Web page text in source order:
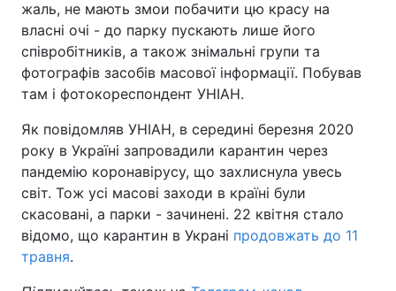
жаль, не мають змои побачити цю красу на
власні очі - до парку пускають лише його
співробітників, а також знімальні групи та
фотографів засобів масової інформації. Побував
там і фотокореспондент УНІАН.
Як повідомляв УНІАН, в середині березня 2020
року в Україні запровадили карантин через
пандемію коронавірусу, що захлиснула увесь
світ. Тож усі масові заходи в країні були
скасовані, а парки - зачинені. 22 квітня стало
відомо, що карантин в Украні продовжать до 11
травня.